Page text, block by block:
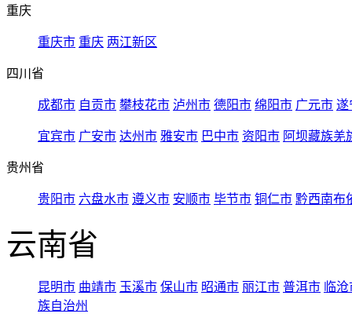
重庆
重庆市 重庆 两江新区
四川省
成都市 自贡市 攀枝花市 泸州市 德阳市 绵阳市 广元市 遂
宜宾市 广安市 达州市 雅安市 巴中市 资阳市 阿坝藏族羌
贵州省
贵阳市 六盘水市 遵义市 安顺市 毕节市 铜仁市 黔西南布
云南省
昆明市 曲靖市 玉溪市 保山市 昭通市 丽江市 普洱市 临
族自治州